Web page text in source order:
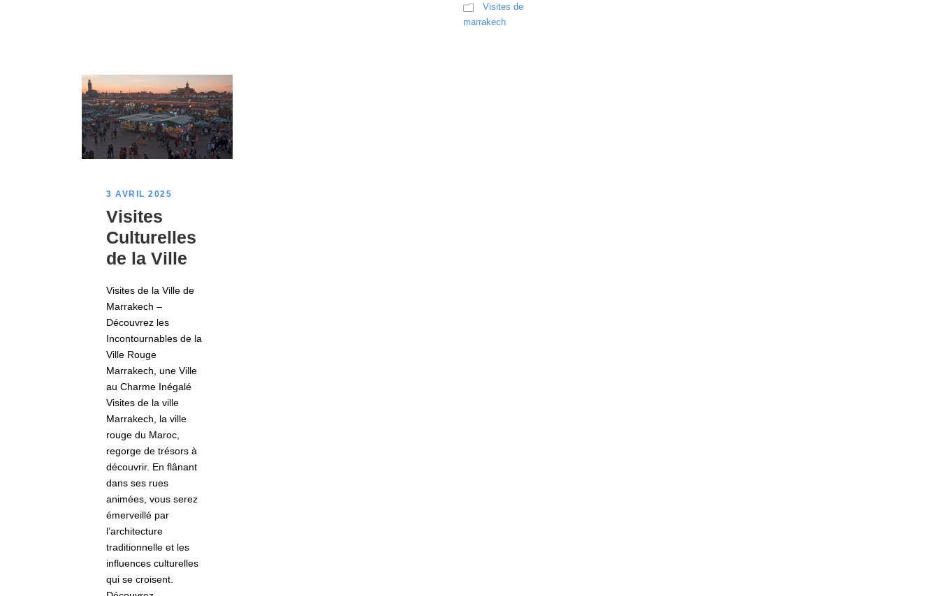
Visites de
marrakech
3 AVRIL 2025
Visites
Culturelles
de la Ville
Visites de la Ville de
Marrakech –
Découvrez les
Incontournables de la
Ville Rouge
Marrakech, une Ville
au Charme Inégalé
Visites de la ville
Marrakech, la ville
rouge du Maroc,
regorge de trésors à
découvrir. En flânant
dans ses rues
animées, vous serez
émerveillé par
l’architecture
traditionnelle et les
influences culturelles
qui se croisent.